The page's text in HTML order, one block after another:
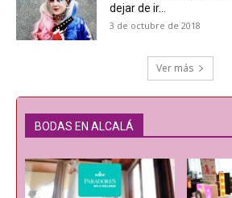
dejar de ir...
3 de octubre de 2018
Ver más
BODAS EN ALCALÁ